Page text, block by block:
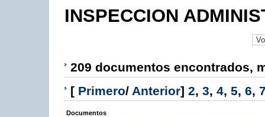
INSPECCION
209 documentos encontrados,
[ Primero/ Anterior] 2, 3, 4, 5, 6,
Documentos